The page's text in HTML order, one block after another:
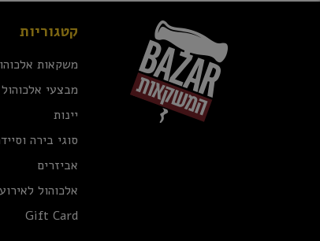
קטגוריות
משקאות
מבצעי אלכוהול
יינות
סוגי בירה
אביזרים
אלכוהול
Gift Card